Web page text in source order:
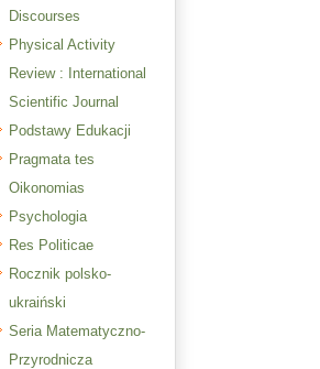
Discourses
Physical Activity
Review : International
Scientific Journal
Podstawy Edukacji
Pragmata tes
Oikonomias
Psychologia
Res Politicae
Rocznik polsko-
ukraiński
Seria Matematyczno-
Przyrodnicza